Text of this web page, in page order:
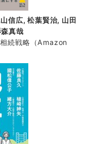
信広, 松葉賢治, 山田
真哉
続戦略 （Amazon